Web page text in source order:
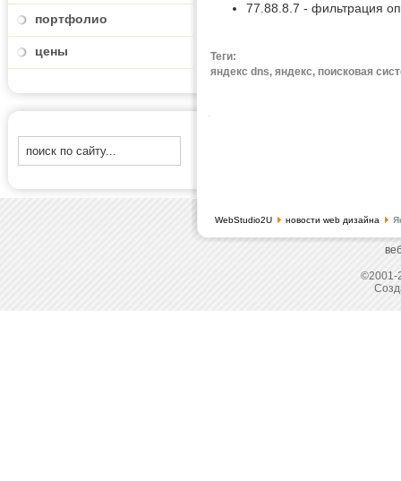
портфолио
цены
77.88.8.7 - фильтрация
Теги:
яндекс dns, яндекс, поисковая
WebStudio2U новости web дизайна
©2001-